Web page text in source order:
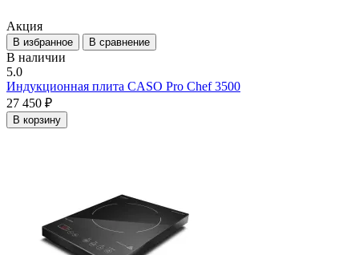
Акция
В избранное В сравнение
В наличии
5.0
Индукционная плита CASO Pro Chef 3500
27 450 ₽
В корзину